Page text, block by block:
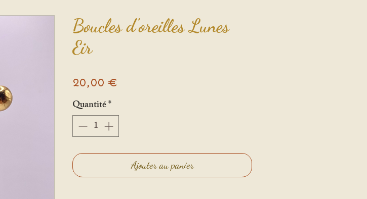
Boucles d'oreilles Lunes
Eir
20,00 €Prix
Quantité*
Ajouter au panier